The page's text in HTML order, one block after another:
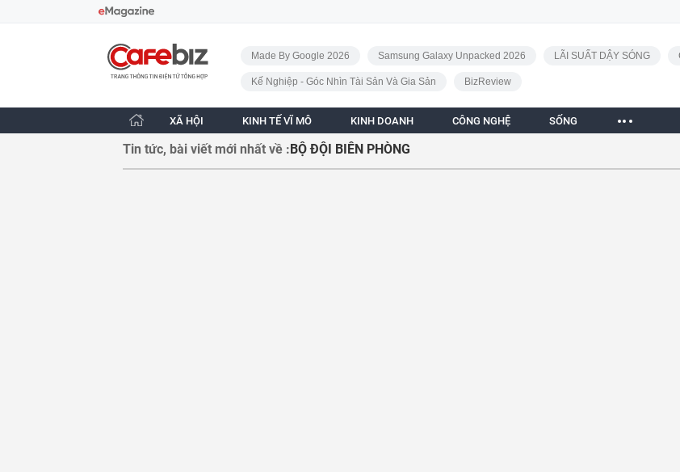
CafeBiz - Trang chủ
Made By Google 2026
Samsung Galaxy Unpacked 2026 LÃI SUẤT DẬY SÓNG
Kế Nghiệp - Góc Nhìn Tài Sản Và Gia Sản BizReview
XÃ HỘI KINH TẾ VĨ MÔ KINH DOANH CÔNG NGHỆ SỐNG
Tin tức, bài viết mới nhất về :BỘ ĐỘI BIÊN PHÒNG